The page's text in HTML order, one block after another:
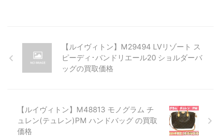
【ルイヴィトン】M29494 LVリゾート ス
ピーディ･バンドリエール20 ショルダーバ
ッグの買取価格
【ルイヴィトン】M48813 モノグラム チ
ュレン(テュレン)PM ハンドバッグ の買取
価格